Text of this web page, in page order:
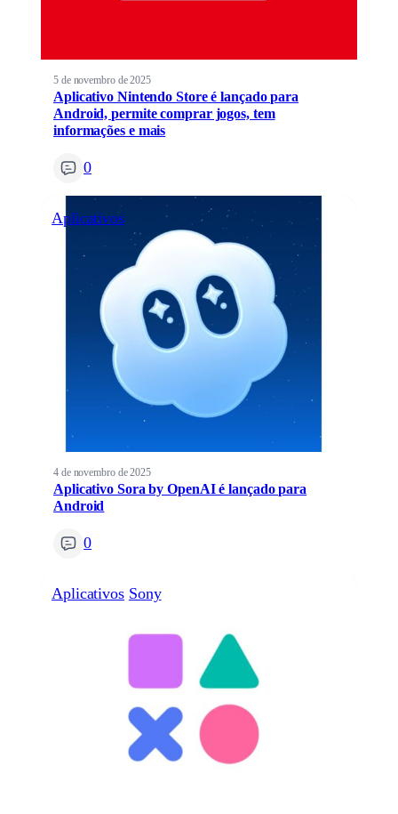
5 de novembro de 2025
Aplicativo Nintendo Store é lançado para
Android, permite comprar jogos, tem
informações e mais
0
Aplicativos
4 de novembro de 2025
Aplicativo Sora by OpenAI é lançado para
Android
0
Aplicativos Sony